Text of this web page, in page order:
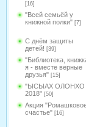
[16]
"Всей семьёй у
книжной полки" [7]
С днём защиты
детей! [39]
"Библиотека,
я - вместе верные
друзья" [15]
"ЫСЫАХ ОЛОНХО
2018" [50]
Акция
счастье" [16]